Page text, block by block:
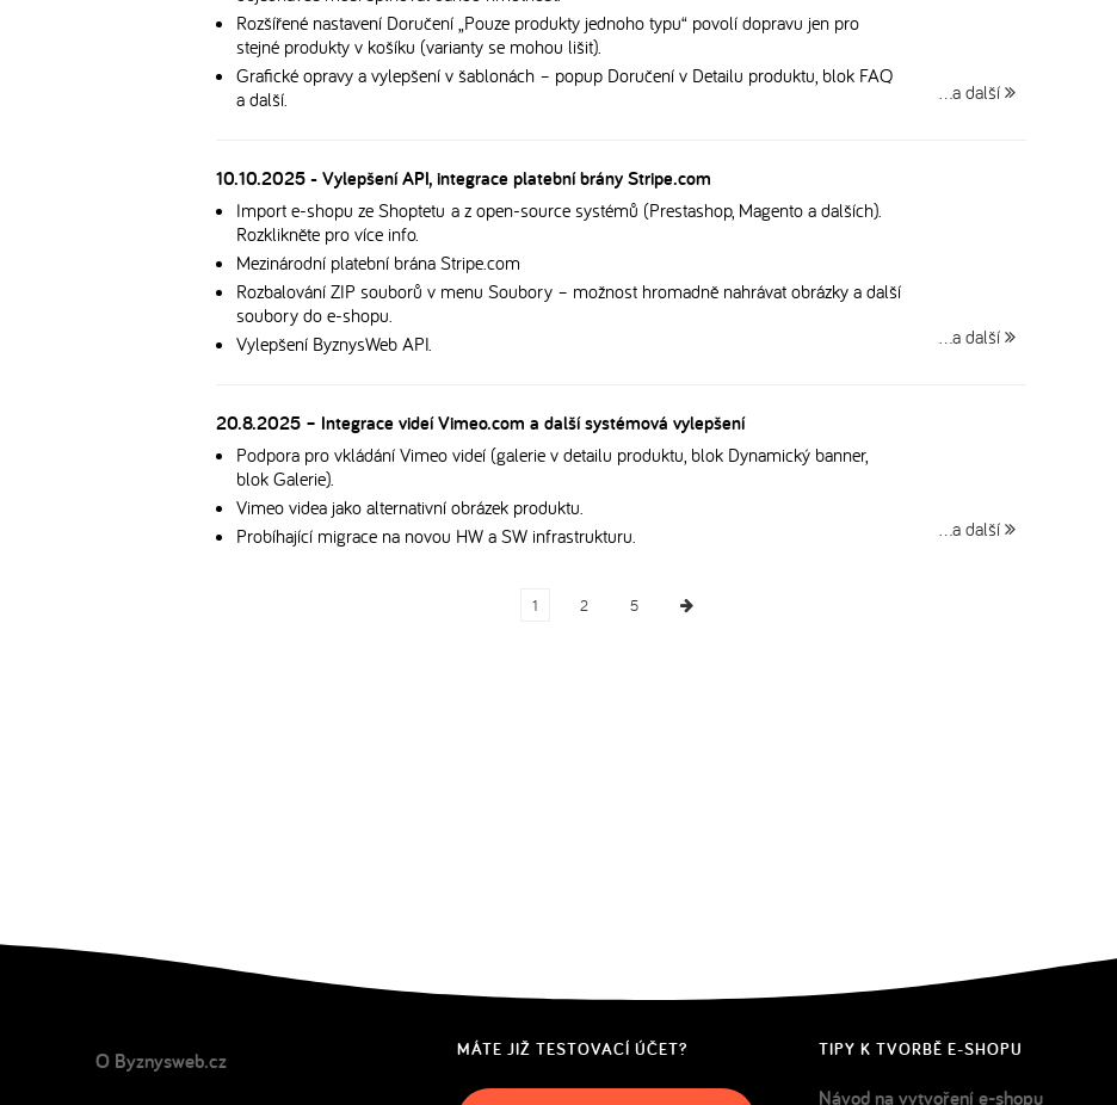
Rozšířené nastavení Doručení „Pouze produkty jednoho typu“ povolí dopravu jen pro
stejné produkty v košíku (varianty se mohou lišit).
Grafické opravy a vylepšení v šablonách – popup Doručení v Detailu produktu, blok FAQ
a další.
…a další
10.10.2025 - Vylepšení API, integrace platební brány Stripe.com
Import e-shopu ze Shoptetu a z open-source systémů (Prestashop, Magento a dalších).
Rozklikněte pro více info.
Mezinárodní platební brána Stripe.com
Rozbalování ZIP souborů v menu Soubory – možnost hromadně nahrávat obrázky a další
soubory do e-shopu.
Vylepšení ByznysWeb API.
…a další
20.8.2025 – Integrace videí Vimeo.com a další systémová vylepšení
Podpora pro vkládání Vimeo videí (galerie v detailu produktu, blok Dynamický banner,
blok Galerie).
Vimeo videa jako alternativní obrázek produktu.
Probíhající migrace na novou HW a SW infrastrukturu.
…a další
1 2 5
O Byznysweb.cz MÁTE JIŽ TESTOVACÍ ÚČET? TIPY K TVORBĚ E-SHOPU
Návod na vytvoření e-shopu